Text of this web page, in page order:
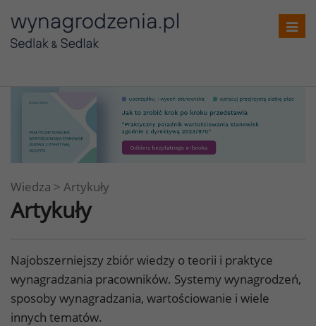
Wiedza > Artykuły
Artykuły
Najobszerniejszy zbiór wiedzy o teorii i praktyce
wynagradzania pracowników. Systemy wynagrodzeń,
sposoby wynagradzania, wartościowanie i wiele
innych tematów.